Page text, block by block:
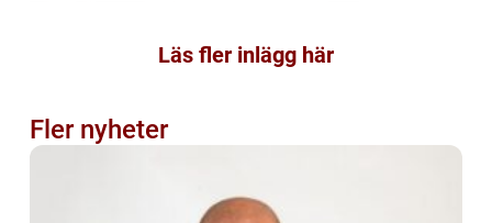
Läs fler inlägg här
Fler nyheter